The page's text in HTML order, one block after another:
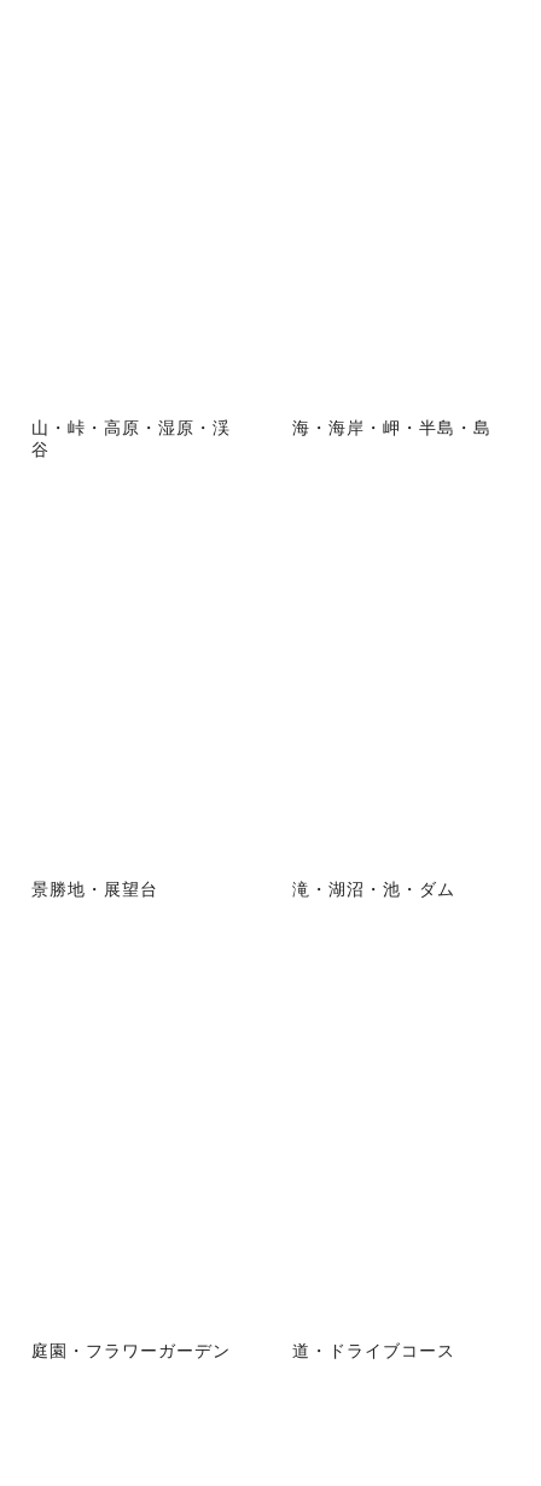
山・峠・高原・湿原・渓
谷
海・海岸・岬・半島・島
景勝地・展望台 滝・湖沼・池・ダム
庭園・フラワーガーデン 道・ドライブコース